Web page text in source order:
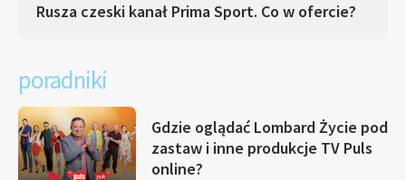
Rusza czeski kanał Prima Sport. Co w ofercie?
poradniki
Gdzie oglądać Lombard Życie pod
zastaw i inne produkcje TV Puls
online?